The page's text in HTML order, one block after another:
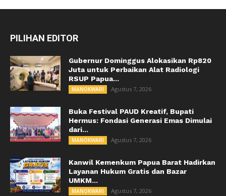
PILIHAN EDITOR
Gubernur Dominggus Alokasikan Rp820
Juta untuk Perbaikan Alat Radiologi
RSUP Papua...
MANOKWARI Agustus 7, 2026
Buka Festival PAUD Kreatif, Bupati
Hermus: Fondasi Generasi Emas Dimulai
dari...
MANOKWARI Agustus 7, 2026
Kanwil Kemenkum Papua Barat Hadirkan
Layanan Hukum Gratis dan Bazar
UMKM...
MANOKWARI Agustus 7, 2026